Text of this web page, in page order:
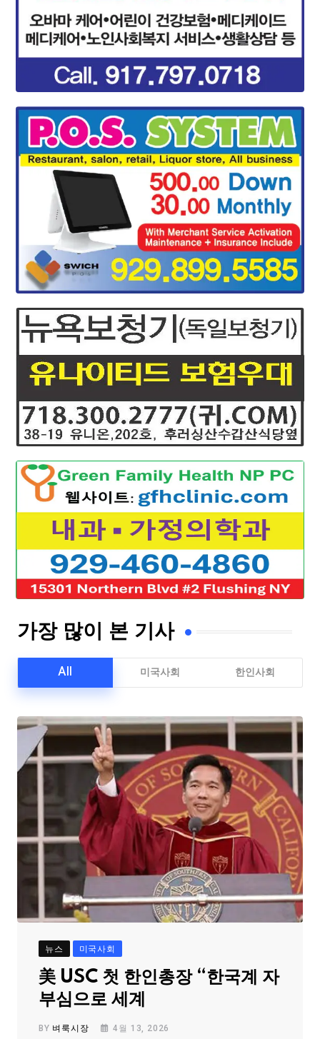
가장 많이 본 기사
All 미국사회 한인사회
뉴스 미국사회
美 USC 첫 한인총장 “한국계 자
부심으로 세계
BY 벼룩시장 4월 13, 2026